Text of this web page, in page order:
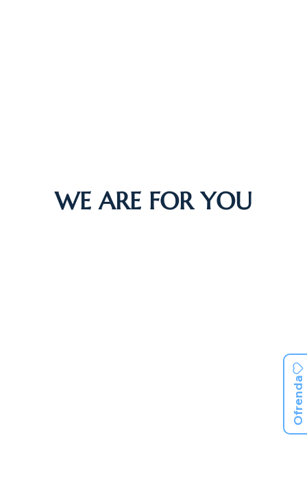
WE ARE FOR YOU
Ofrenda